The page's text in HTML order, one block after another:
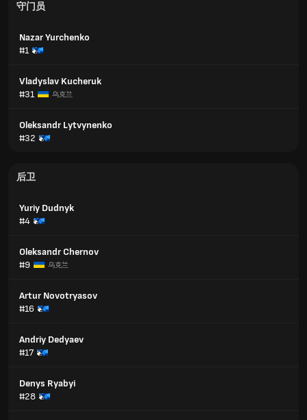
守门员
Nazar Yurchenko
#1
Vladyslav Kucheruk
#31
乌克兰
Oleksandr Lytvynenko
#32
后卫
Yuriy Dudnyk
#4
Oleksandr Chernov
#9
乌克兰
Artur Novotryasov
#16
Andriy Dedyaev
#17
Denys Ryabyi
#28